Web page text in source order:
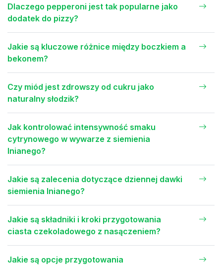
Dlaczego pepperoni jest tak popularne jako
dodatek do pizzy?
Jakie są kluczowe różnice między boczkiem a
bekonem?
Czy miód jest zdrowszy od cukru jako
naturalny słodzik?
Jak kontrolować intensywność smaku
cytrynowego w wywarze z siemienia
lnianego?
Jakie są zalecenia dotyczące dziennej dawki
siemienia lnianego?
Jakie są składniki i kroki przygotowania
ciasta czekoladowego z nasączeniem?
Jakie są opcje przygotowania